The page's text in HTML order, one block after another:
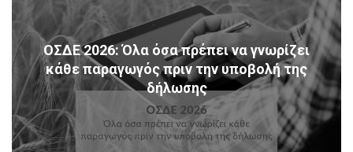
ΟΣΔΕ 2026: Όλα όσα πρέπει να γνωρίζει
κάθε παραγωγός πριν την υποβολή της
δήλωσης